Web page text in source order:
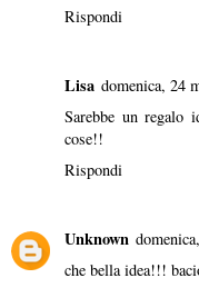
Rispondi
Lisa domenica, 24
Sarebbe un regalo
cose!!
Rispondi
Unknown
che bella idea!!!